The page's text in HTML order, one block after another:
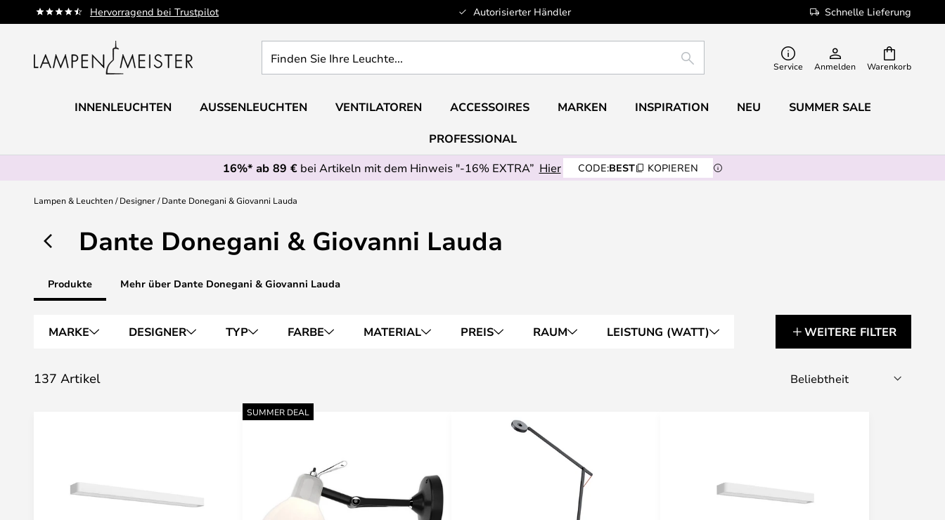
Hervorragend bei Trustpilot Autorisierter Händler Schnelle Lieferung
Zum
Inhalt
Warenkorb
Sie
Leuchte...
SUCHE Service Anmelden
INNENLEUCHTEN AUSSENLEUCHTEN VENTILATOREN ACCESSOIRES MARKEN INSPIRATION NEU SUMMER SALE
PROFESSIONAL
16%* ab 89 €bei Artikeln mit dem Hinweis "-16% EXTRA” Hier CODE:BEST KOPIEREN
Lampen & Leuchten Designer Dante Donegani & Giovanni Lauda
Dante Donegani & Giovanni Lauda
Produkte Mehr über Dante Donegani & Giovanni Lauda
MARKE DESIGNER TYP FARBE MATERIAL PREIS RAUM LEISTUNG (WATT) WEITERE FILTER
137 Artikel
SUMMER DEAL